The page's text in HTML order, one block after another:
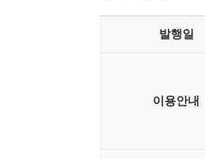
발행일
이용안내